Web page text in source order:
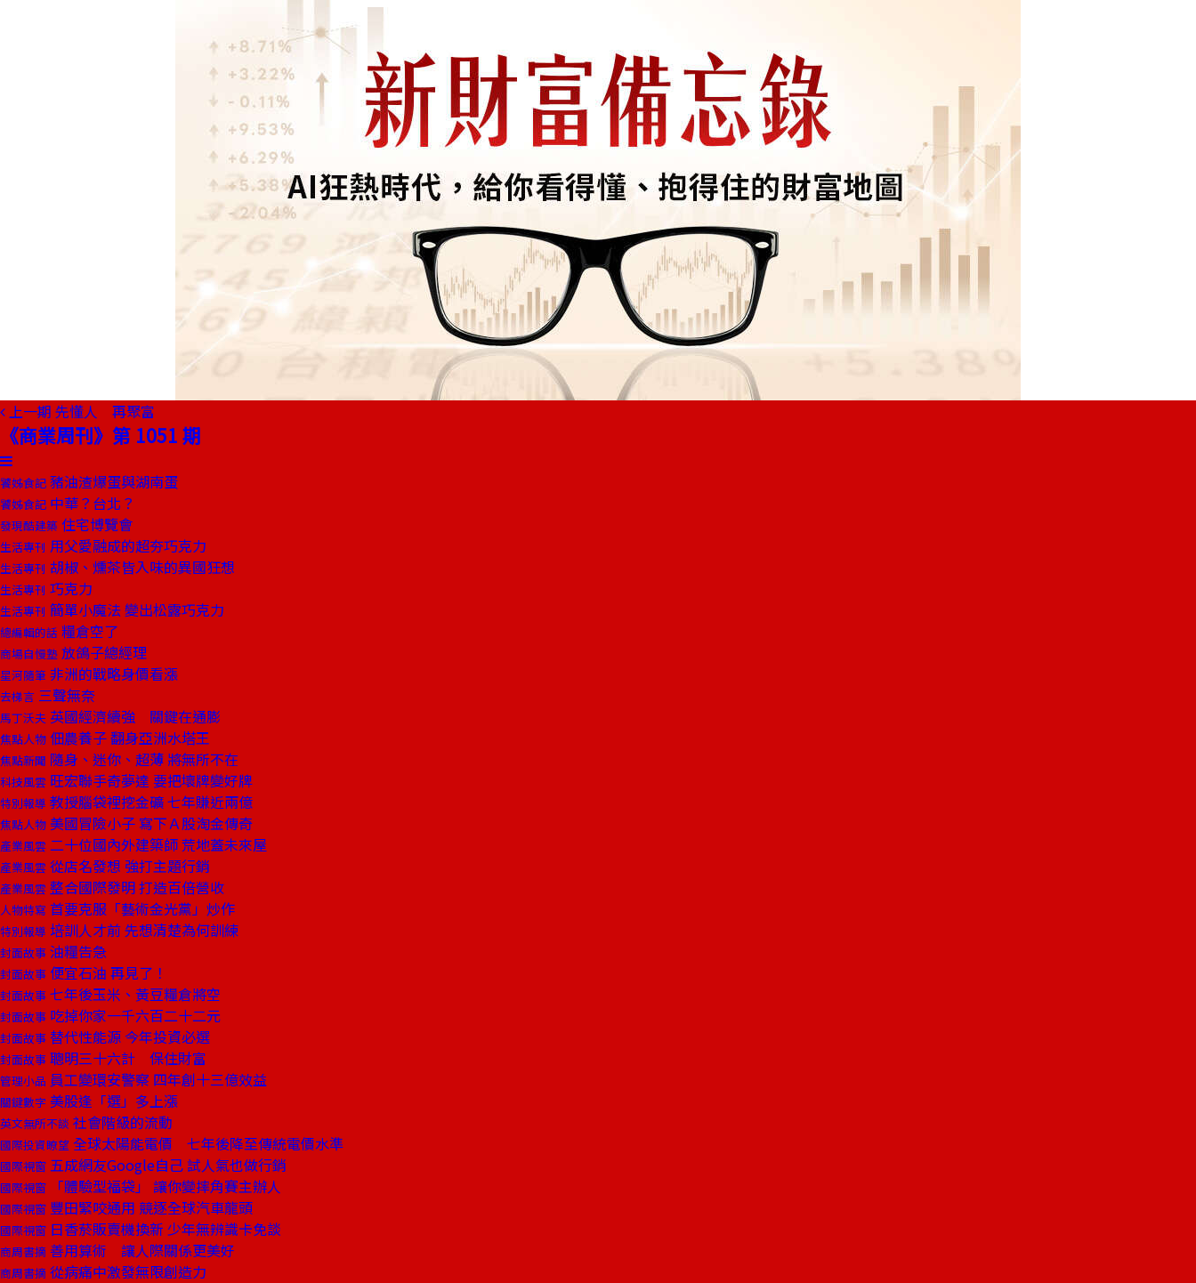
上一期 先懂人 再聚富
《商業周刊》第 1051 期
饕姊食記 豬油渣爆蛋與湖南蛋
饕姊食記 中華？台北？
發現酷建築 住宅博覽會
生活專刊 用父愛融成的超夯巧克力
生活專刊 胡椒、燻茶皆入味的異國狂想
生活專刊 巧克力
生活專刊 簡單小魔法 變出松露巧克力
總編輯的話 糧倉空了
商場自慢塾 放鴿子總經理
星河隨筆 非洲的戰略身價看漲
去梯言 三聲無奈
馬丁沃夫 英國經濟續強 關鍵在通膨
焦點人物 佃農養子 翻身亞洲水塔王
焦點新聞 隨身、迷你、超薄 將無所不在
科技風雲 旺宏聯手奇夢達 要把壞牌變好牌
特別報導 教授腦袋裡挖金礦 七年賺近兩億
焦點人物 美國冒險小子 寫下Ａ股淘金傳奇
產業風雲 二十位國內外建築師 荒地蓋未來屋
產業風雲 從店名發想 強打主題行銷
產業風雲 整合國際發明 打造百倍營收
人物特寫 首要克服「藝術金光黨」炒作
特別報導 培訓人才前 先想清楚為何訓練
封面故事 油糧告急
封面故事 便宜石油 再見了！
封面故事 七年後玉米、黃豆糧倉將空
封面故事 吃掉你家一千六百二十二元
封面故事 替代性能源 今年投資必選
封面故事 聰明三十六計 保住財富
管理小品 員工變環安警察 四年創十三億效益
關鍵數字 美股逢「選」多上漲
英文無所不談 社會階級的流動
國際投資瞭望 全球太陽能電價 七年後降至傳統電價水準
國際視窗 五成網友Google自己 試人氣也做行銷
國際視窗 「體驗型福袋」 讓你變摔角賽主辦人
國際視窗 豐田緊咬通用 競逐全球汽車龍頭
國際視窗 日香菸販賣機換新 少年無辨識卡免談
商周書摘 善用算術 讓人際關係更美好
商周書摘 從病痛中激發無限創造力